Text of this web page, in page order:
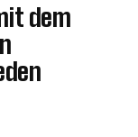
dem